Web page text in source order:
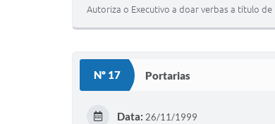
Autoriza o Executivo a doar verbas a título
Nº 17 Portarias
Data: 26/11/1999